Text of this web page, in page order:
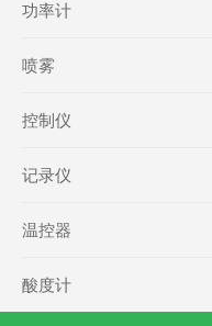
功率计
喷雾
控制仪
记录仪
温控器
酸度计